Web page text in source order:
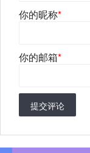
你的昵称*
你的邮箱*
提交评论